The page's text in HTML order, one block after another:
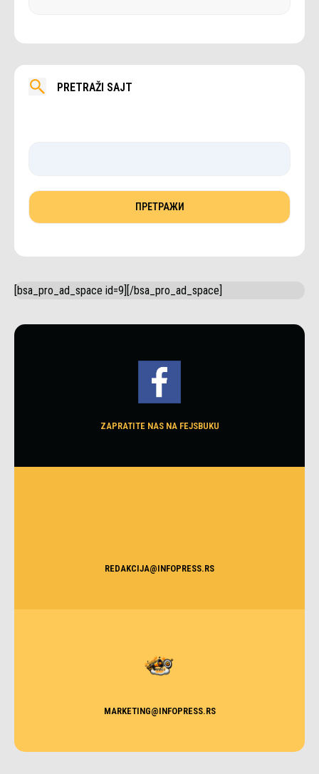
PRETRAŽI SAJT
[bsa_pro_ad_space id=9][/bsa_pro_ad_space]
ZAPRATITE NAS NA FEJSBUKU
REDAKCIJA@INFOPRESS.RS
MARKETING@INFOPRESS.RS